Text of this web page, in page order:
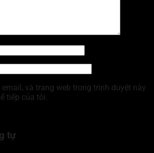
email, và trang web trong trình duyệt này
tiếp của tôi.
tự